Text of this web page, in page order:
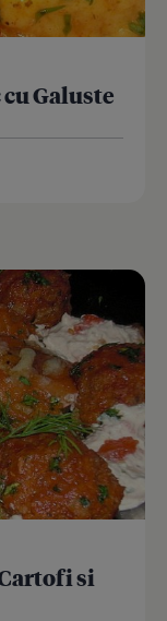
Galuste
si